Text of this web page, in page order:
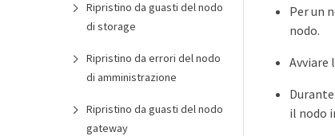
Ripristino da guasti del nodo
di storage
Ripristino da errori del nodo
di amministrazione
Ripristino da guasti del nodo
gateway
Per un
nodo.
Avviare
il nodo